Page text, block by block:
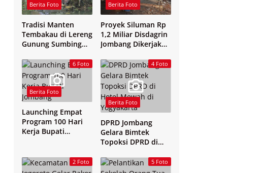
Berita Foto
Tradisi Manten
Tembakau di Lereng
Gunung Sumbing
Berita Foto
Proyek Siluman Rp
1,2 Miliar Disdagrin
Jombang Dikerjakan
6 Foto
Berita Foto
Launching Empat
Program 100 Hari
Kerja Bupati
4 Foto
Berita Foto
DPRD Jombang
Gelara Bimtek
Topoksi DPRD di
Yogyakarta
2 Foto 5 Foto